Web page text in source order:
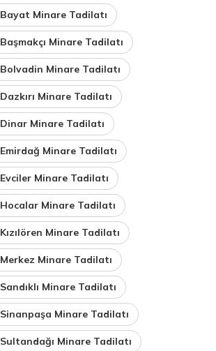
Minare Tadilatı
Minare Tadilatı
Minare Tadilatı
Minare Tadilatı
Minare Tadilatı
Minare Tadilatı
Minare Tadilatı
Minare Tadilatı
Minare Tadilatı
Minare Tadilatı
Minare Tadilatı
Minare Tadilatı
Minare Tadilatı